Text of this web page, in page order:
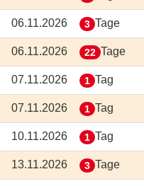
06.11.2026 3 Tage
06.11.2026 22 Tage
07.11.2026 1 Tag
07.11.2026 1 Tag
10.11.2026 1 Tag
13.11.2026 3 Tage